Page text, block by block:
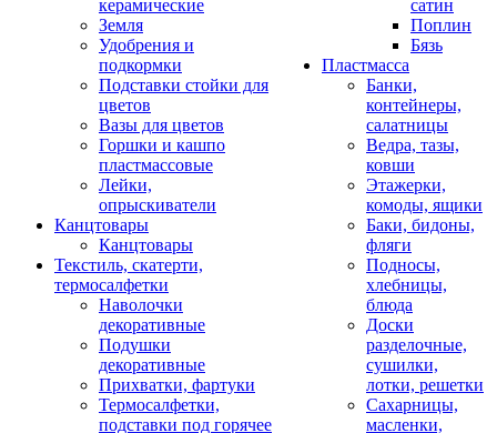
керамические
Земля
Удобрения и
подкормки
Подставки стойки для
цветов
Вазы для цветов
Горшки и кашпо
пластмассовые
Лейки,
опрыскиватели
Канцтовары
Канцтовары
Текстиль, скатерти,
термосалфетки
Наволочки
декоративные
Подушки
декоративные
Прихватки, фартуки
Термосалфетки,
подставки под горячее
сатин
Поплин
Бязь
Пластмасса
Банки,
контейнеры,
салатницы
Ведра, тазы,
ковши
Этажерки,
комоды, ящики
Баки, бидоны,
фляги
Подносы,
хлебницы,
блюда
Доски
разделочные,
сушилки,
лотки, решетки
Сахарницы,
масленки,